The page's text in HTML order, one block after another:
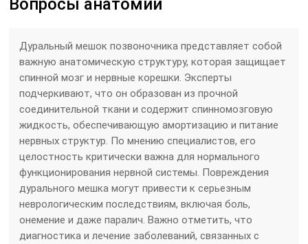
Вопросы анатомии
Дуральный мешок позвоночника представляет собой
важную анатомическую структуру, которая защищает
спинной мозг и нервные корешки. Эксперты
подчеркивают, что он образован из прочной
соединительной ткани и содержит спинномозговую
жидкость, обеспечивающую амортизацию и питание
нервных структур. По мнению специалистов, его
целостность критически важна для нормального
функционирования нервной системы. Повреждения
дурального мешка могут привести к серьезным
неврологическим последствиям, включая боль,
онемение и даже паралич. Важно отметить, что
диагностика и лечение заболеваний, связанных с